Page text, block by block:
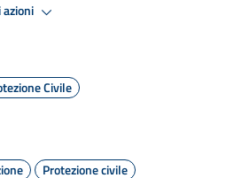
azioni
Civile
Protezione civile